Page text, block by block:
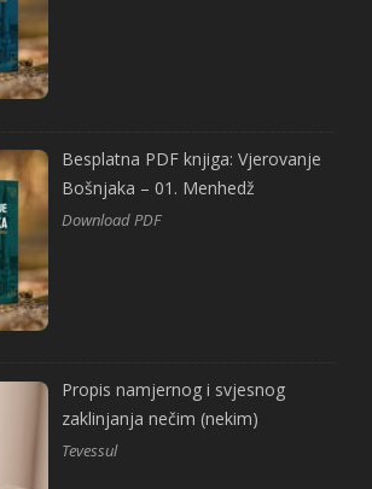
Besplatna PDF knjiga: Vjerovanje
Bošnjaka – 01. Menhedž
Download PDF
Propis namjernog i svjesnog
zaklinjanja nečim (nekim)
Tevessul